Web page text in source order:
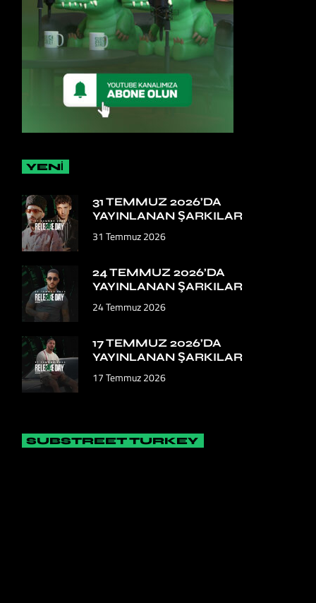
YENİ
31 TEMMUZ 2026’DA
YAYINLANAN ŞARKILAR
31 Temmuz 2026
24 TEMMUZ 2026’DA
YAYINLANAN ŞARKILAR
24 Temmuz 2026
17 TEMMUZ 2026’DA
YAYINLANAN ŞARKILAR
17 Temmuz 2026
SUBSTREET TURKEY